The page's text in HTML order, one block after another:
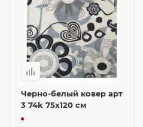
Черно-белый ковер арт
3 74k 75x120 см